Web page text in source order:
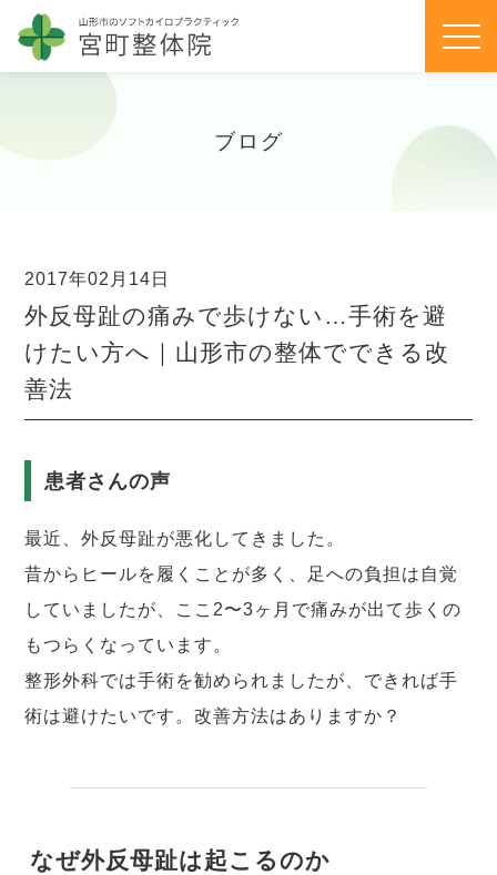
ブログ
2017年02月14日
外反母趾の痛みで歩けない…手術を避
けたい方へ｜山形市の整体でできる改
善法
患者さんの声
最近、外反母趾が悪化してきました。
昔からヒールを履くことが多く、足への負担は自覚
していましたが、ここ2〜3ヶ月で痛みが出て歩くの
もつらくなっています。
整形外科では手術を勧められましたが、できれば手
術は避けたいです。改善方法はありますか？
なぜ外反母趾は起こるのか